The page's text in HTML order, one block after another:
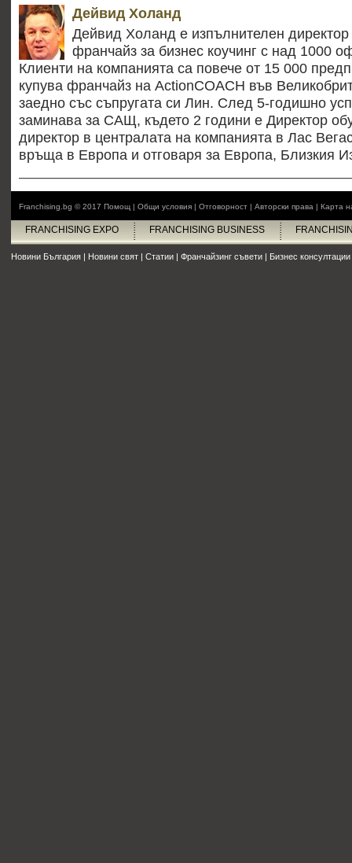
Дейвид Холанд
Дейвид Холанд е изпълнителен
франчайз за бизнес коучинг с над 1000
Клиенти на компанията са повече от 15 000
купува франчайз на ActionCOACH във
заедно със съпругата си Лин. След 5-годишно
заминава за САЩ, където 2 години е Директор
директор в централата на компанията в Лас
връща в Европа и отговаря за Европа, Близкия
Franchising.bg © 2017 Помощ | Общи условия | Отговорност | Авторски права | Карта
FRANCHISING EXPO FRANCHISING BUSINESS
Новини България | Новини свят | Статии | Франчайзинг съвети | Бизнес консултации